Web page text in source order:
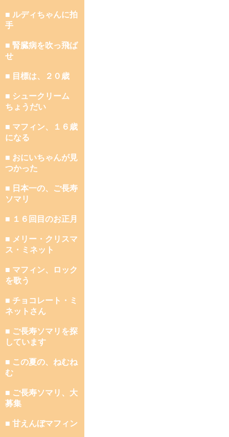
■ ルディちゃんに拍
手
■ 腎臓病を吹っ飛ば
せ
■ 目標は、２０歳
■ シュークリーム
ちょうだい
■ マフィン、１６歳
になる
■ おにいちゃんが見
つかった
■ 日本一の、ご長寿
ソマリ
■ １６回目のお正月
■ メリー・クリスマ
ス・ミネット
■ マフィン、ロック
を歌う
■ チョコレート・ミ
ネットさん
■ ご長寿ソマリを探
しています
■ この夏の、ねむね
む
■ ご長寿ソマリ、大
募集
■ 甘えんぼマフィン